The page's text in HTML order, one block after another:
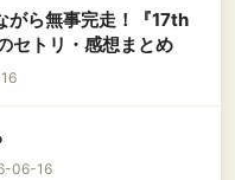
がら無事完走！『17th
セトリ・感想まとめ
06-16